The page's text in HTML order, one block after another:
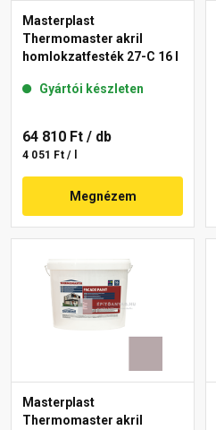
Masterplast
Thermomaster akril
homlokzatfesték 27-C 16 l
Gyártói készleten
64 810 Ft / db
4 051 Ft / l
Megnézem
Masterplast
Thermomaster akril